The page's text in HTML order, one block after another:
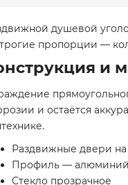
душевой
пропорции —
и
и остаётся
Раздвижные двери на
Профиль —
Стекло прозрачное